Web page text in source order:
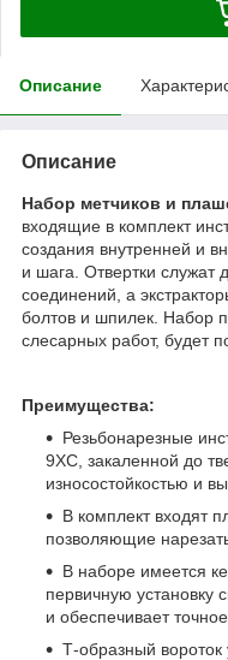
Описание
Описание
Набор метчиков и
входящие в комплект
создания внутренней и
и шага. Отвертки служат
соединений, а
болтов и шпилек. Набор
слесарных работ, будет
Преимущества:
Резьбонарезные
9ХС, закаленной до
износостойкостью и
В комплект входят
позволяющие
В наборе имеется
первичную установку
и обеспечивает
Т-образный вороток